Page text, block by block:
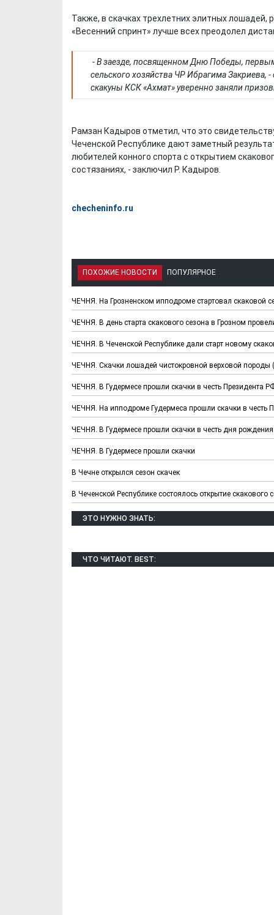
Также, в скачках трехлетних элитных
«Весенний спринт» лучше всех преодолел
- В заезде, посвященном Дню Победы,
сельского хозяйства ЧР Ибрагима Закриева,
скакуны КСК «Ахмат» уверенно заняли
Рамзан Кадыров отметил, что это
Чеченской Республике дают заметный
любителей конного спорта с открытием
состязаниях, - заключил Р. Кадыров.
checheninfo.ru
ПОХОЖИЕ НОВОСТИ ПОПУЛЯРНОЕ
ЧЕЧНЯ. На Грозненском ипподроме стартовал скаковой
ЧЕЧНЯ. В день старта скакового сезона в Грозном
ЧЕЧНЯ. В Чеченской Республике дали старт новому
ЧЕЧНЯ. Скачки лошадей чистокровной верховой породы
ЧЕЧНЯ. В Гудермесе прошли скачки в честь Президента
ЧЕЧНЯ. На ипподроме Гудермеса прошли скачки в честь
ЧЕЧНЯ. В Гудермесе прошли скачки в честь дня
ЧЕЧНЯ. В Гудермесе прошли скачки
В Чечне открылся сезон скачек
В Чеченской Республике состоялось открытие скакового
ЭТО НУЖНО ЗНАТЬ:
ЧТО ЧИТАЮТ. BEST:
Х. Гапураев. Капкан
для Зелимхана (Отр.
из романа «1овда»)
ЧЕЧНЯ. А.